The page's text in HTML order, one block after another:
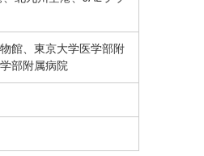
館、東京大学医学部附
部附属病院